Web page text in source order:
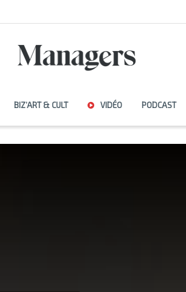
BIZ’ART & CULT VIDÉO PODCAST